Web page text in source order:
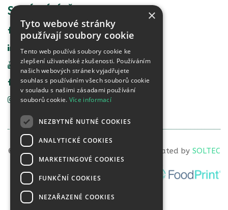
SOCIÁLNÍ SÍTĚ
Facebook Vital Life
Linkedin Vital Life
YouTube Vital Life
Facebook Food Detective
Instagram Food Detective
© 2023 VITAL LIFE diagnostics, s.r.o. | Created by SOLTEC
×
Tyto webové stránky
používají soubory cookie
Tento web používá soubory cookie ke
zlepšení uživatelské zkušenosti. Používáním
našich webových stránek vyjadřujete
souhlas s používáním všech souborů cookie
v souladu s našimi zásadami používání
souborů cookie. Více informací
NEZBYTNĚ NUTNÉ COOKIES
ANALYTICKÉ COOKIES
MARKETINGOVÉ COOKIES
FUNKČNÍ COOKIES
NEZAŘAZENÉ COOKIES